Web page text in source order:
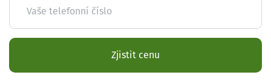
Vaše telefonní číslo
Zjistit cenu